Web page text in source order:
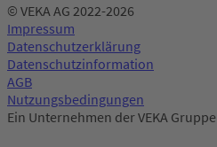
© VEKA AG 2022-2026
Impressum
Datenschutzerklärung
Datenschutzinformation
AGB
Nutzungsbedingungen
Ein Unternehmen der VEKA Gruppe